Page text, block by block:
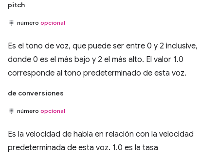
pitch
número opcional
Es el tono de voz, que puede ser entre 0 y 2 inclusive,
donde 0 es el más bajo y 2 el más alto. El valor 1.0
corresponde al tono predeterminado de esta voz.
de conversiones
número opcional
Es la velocidad de habla en relación con la velocidad
predeterminada de esta voz. 1.0 es la tasa